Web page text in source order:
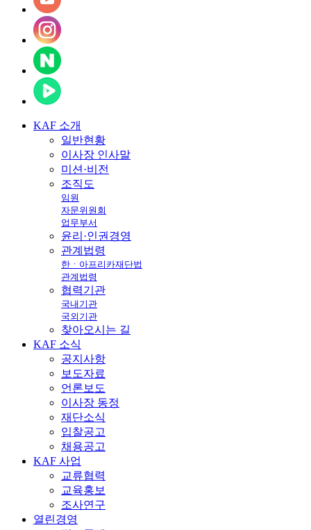
KAF 소개
일반현황
이사장 인사말
미션·비전
조직도
임원
자문위원회
업무부서
윤리·인권경영
관계법령
한ㆍ아프리카재단법
관계법령
협력기관
국내기관
국외기관
찾아오시는 길
KAF 소식
공지사항
보도자료
언론보도
이사장 동정
재단소식
입찰공고
채용공고
KAF 사업
교류협력
교육홍보
조사연구
열린경영